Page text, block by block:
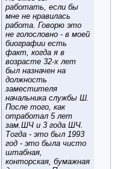
работать, если бы
мне не нравилась
работа. Говорю это
не голословно - в моей
биографии есть
факт, когда я в
возрасте 32-х лет
был назначен на
должность
заместителя
начальника службы Ш.
После того, как
отработал 5 лет
зам.ШЧ и 3 года ШЧ.
Тогда - это был 1993
год - это была чисто
штабная,
конторская, бумажная